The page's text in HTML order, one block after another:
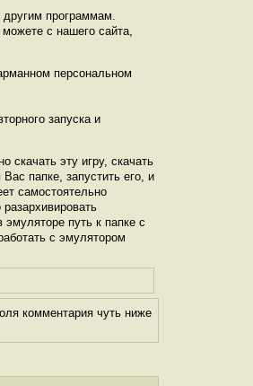
другим программам.
с нашего сайта,
персональном
запуска и
скачать эту игру, скачать
папке, запустить его, и
самостоятельно
эмуляторе путь к папке с
с эмулятором
комментария чуть ниже